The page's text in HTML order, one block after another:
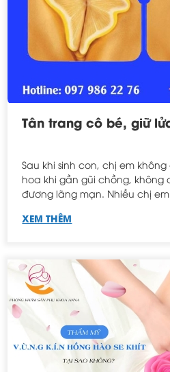
Tân trang cô bé, giữ
Sau khi sinh con, chị em
hoa khi gần gũi chồng, không
đương lãng mạn. Nhiều chị
XEM THÊM